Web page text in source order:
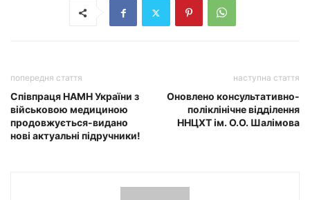
попередня стаття
Співпраця НАМН України з
військовою медициною
продовжується-видано
нові актуальні підручники!
наступна стаття
Оновлено консультативно-
поліклінічне відділення
ННЦХТ ім. О.О. Шалімова